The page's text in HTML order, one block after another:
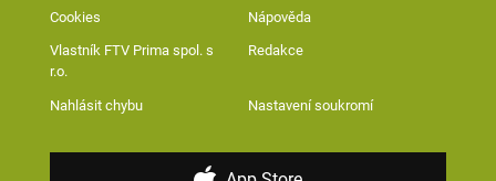
Cookies Nápověda
Vlastník FTV Prima spol. s
r.o.
Redakce
Nahlásit chybu Nastavení soukromí